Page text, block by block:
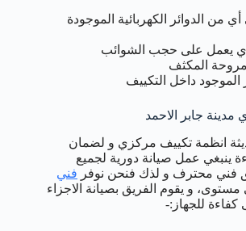
الدوائر الكهربائية الموجودة
يعمل على حجب الشوائب
المكثف
داخل التكييف
جابر الاحمد
انظمة تكييف مركزي و لضمان
ينبغي عمل صيانة دورية لجميع
فني محترف و لذك فنحن نوفر فني
و يقوم الفريق بصيانة الاجزاء
كفاءة للجهاز:-